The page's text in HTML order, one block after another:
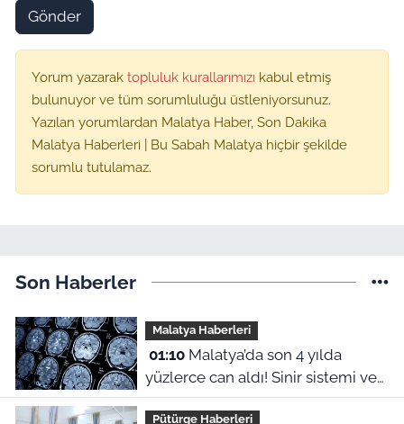
Gönder
Yorum yazarak topluluk kurallarımızı kabul etmiş
bulunuyor ve tüm sorumluluğu üstleniyorsunuz.
Yazılan yorumlardan Malatya Haber, Son Dakika
Malatya Haberleri | Bu Sabah Malatya hiçbir şekilde
sorumlu tutulamaz.
Son Haberler
Malatya Haberleri
01:10Malatya’da son 4 yılda
yüzlerce can aldı! Sinir sistemi ve
duyu organı hastalıklarında şok
Pütürge Haberleri